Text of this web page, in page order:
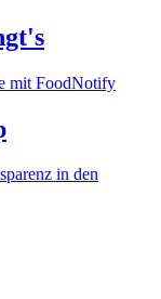
mit FoodNotify
in den